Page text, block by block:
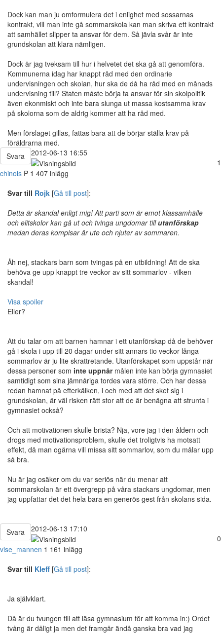
Dock kan man ju omformulera det i enlighet med sossarnas
kontrakt, vill man inte gå sommarskola kan man skriva ett kontrakt
att samhället slipper ta ansvar för dem. Så jävla svår är inte
grundskolan att klara nämligen.
Dock är jag tveksam till hur i helvetet det ska gå att genomföra.
Kommunerna idag har knappt råd med den ordinarie
undervisningen och skolan, hur ska de då ha råd med en månads
undervisning till? Staten måste börja ta ansvar för sin skolpolitik
även ekonmiskt och inte bara slunga ut massa kostsamma krav
på skolorna som de aldrig kommer att ha råd med.
Men förslaget gillas, fattas bara att de börjar ställa krav på
föräldrarna med.
Svara
2012-06-13 16:55
1
chinois P 1 407 inlägg
Svar till Rojk [Gå till post]:
Detta är skandal enligt mig! Att parti som är emot klassamhälle
och elitskolor kan gå ut och tvinga ungdomar tillutanförskap
medan deras kompisar är ute och njuter av sommaren.
Åh nej, stackars barn som tvingas på en utbildning! Att de ska
behöva ge upp knappt tre veckor av sitt sommarlov - vilken
skandal!
Visa spoiler
Eller?
Att du talar om att barnen hamnar i ett utanförskap då de behöver
gå i skola i upp till 20 dagar under sitt annars tio veckor långa
sommarlov är ju lite skrattretande. Utanförskapet som uppstår när
dessa personer som inte uppnårmålen inte kan börja gymnasiet
samtidigt som sina jämnåriga tordes vara större. Och har dessa
redan hamnat på efterkälken, i och med att det sket sig i
grundskolan, är väl risken rätt stor att de är benägna att strunta i
gymnasiet också?
Och att motivationen skulle brista? Nja, vore jag i den åldern och
drogs med motivationsproblem, skulle det troligtvis ha motsatt
effekt, då man ogärna vill missa sitt sommarlov, som du målar upp
så bra.
Nu är jag osäker om du var seriös när du menar att
sommarskolan är ett övergrepp på våra stackars ungdomar, men
jag uppfattar det det hela bara en generös gest från skolans sida.
Svara
2012-06-13 17:10
0
vise_mannen 1 161 inlägg
Svar till Kleff [Gå till post]:
Ja självklart.
Då är du tvungen till att läsa gymnasium för att komma in:) Ordet
tvång är dåligt ja men det framgår ändå ganska bra vad jag